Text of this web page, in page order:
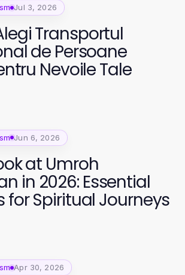
Jul 3, 2026
Transportul
de Persoane
Nevoile Tale
Jun 6, 2026
at Umroh
in 2026: Essential
for Spiritual Journeys
Apr 30, 2026